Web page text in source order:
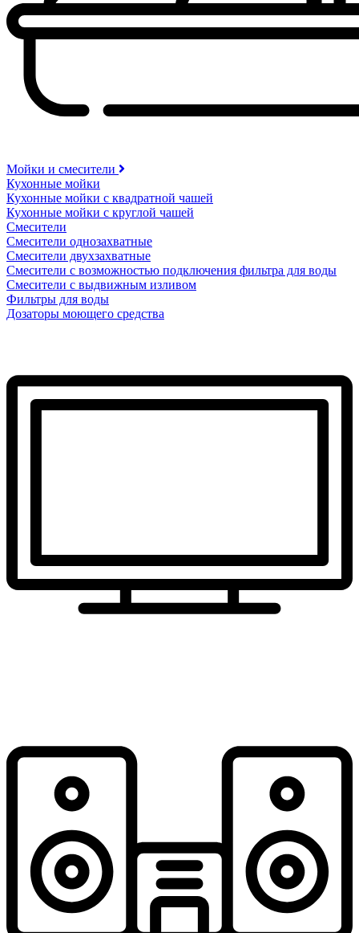
Мойки и смесители
Кухонные мойки
Кухонные мойки с квадратной чашей
Кухонные мойки с круглой чашей
Смесители
Смесители однозахватные
Смесители двухзахватные
Смесители с возможностью подключения фильтра для воды
Смесители с выдвижным изливом
Фильтры для воды
Дозаторы моющего средства